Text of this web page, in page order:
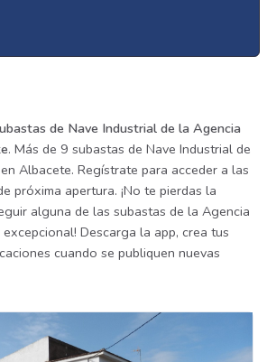
de Nave Industrial de la Agencia
. Más de 9 subastas de Nave Industrial de
Albacete. Regístrate para acceder a las
próxima apertura. ¡No te pierdas la
alguna de las subastas de la Agencia
Descarga la app, crea tus
cuando se publiquen nuevas